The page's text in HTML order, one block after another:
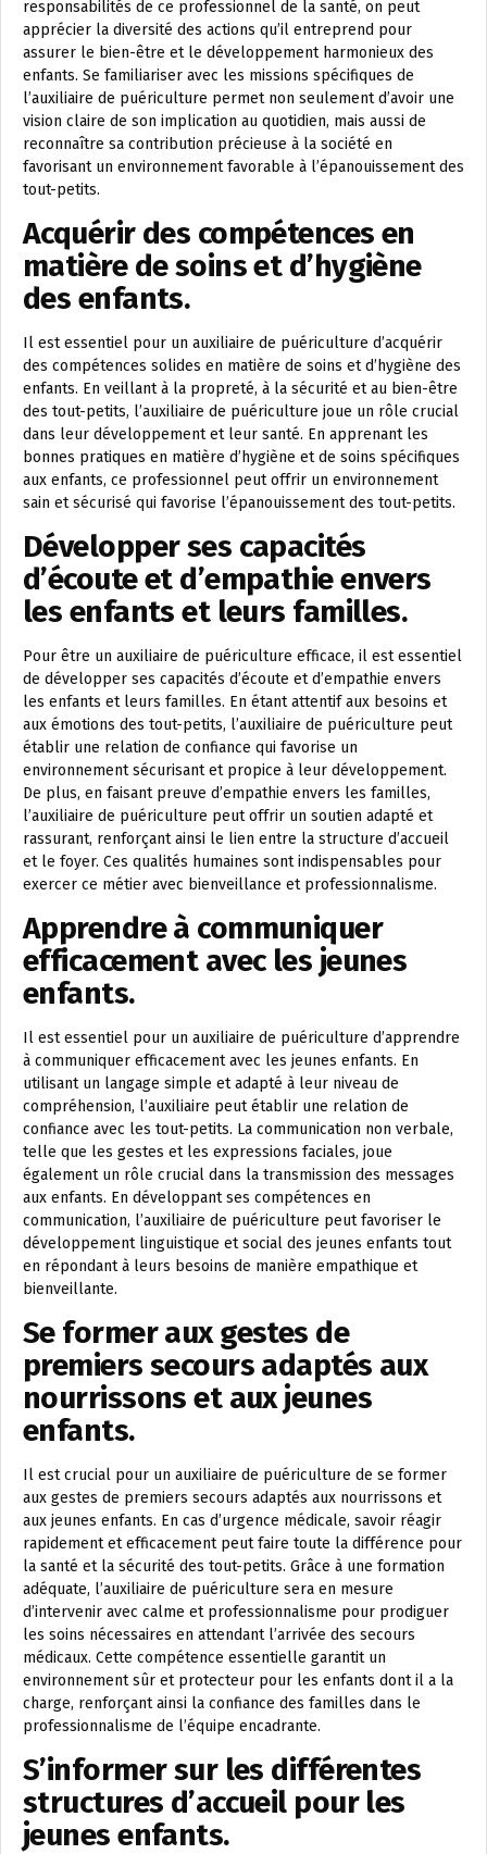
responsabilités de ce professionnel de la santé, on peut
apprécier la diversité des actions qu’il entreprend pour
assurer le bien-être et le développement harmonieux des
enfants. Se familiariser avec les missions spécifiques de
l’auxiliaire de puériculture permet non seulement d’avoir une
vision claire de son implication au quotidien, mais aussi de
reconnaître sa contribution précieuse à la société en
favorisant un environnement favorable à l’épanouissement des
tout-petits.
Acquérir des compétences en
matière de soins et d’hygiène
des enfants.
Il est essentiel pour un auxiliaire de puériculture d’acquérir
des compétences solides en matière de soins et d’hygiène des
enfants. En veillant à la propreté, à la sécurité et au bien-être
des tout-petits, l’auxiliaire de puériculture joue un rôle crucial
dans leur développement et leur santé. En apprenant les
bonnes pratiques en matière d’hygiène et de soins spécifiques
aux enfants, ce professionnel peut offrir un environnement
sain et sécurisé qui favorise l’épanouissement des tout-petits.
Développer ses capacités
d’écoute et d’empathie envers
les enfants et leurs familles.
Pour être un auxiliaire de puériculture efficace, il est essentiel
de développer ses capacités d’écoute et d’empathie envers
les enfants et leurs familles. En étant attentif aux besoins et
aux émotions des tout-petits, l’auxiliaire de puériculture peut
établir une relation de confiance qui favorise un
environnement sécurisant et propice à leur développement.
De plus, en faisant preuve d’empathie envers les familles,
l’auxiliaire de puériculture peut offrir un soutien adapté et
rassurant, renforçant ainsi le lien entre la structure d’accueil
et le foyer. Ces qualités humaines sont indispensables pour
exercer ce métier avec bienveillance et professionnalisme.
Apprendre à communiquer
efficacement avec les jeunes
enfants.
Il est essentiel pour un auxiliaire de puériculture d’apprendre
à communiquer efficacement avec les jeunes enfants. En
utilisant un langage simple et adapté à leur niveau de
compréhension, l’auxiliaire peut établir une relation de
confiance avec les tout-petits. La communication non verbale,
telle que les gestes et les expressions faciales, joue
également un rôle crucial dans la transmission des messages
aux enfants. En développant ses compétences en
communication, l’auxiliaire de puériculture peut favoriser le
développement linguistique et social des jeunes enfants tout
en répondant à leurs besoins de manière empathique et
bienveillante.
Se former aux gestes de
premiers secours adaptés aux
nourrissons et aux jeunes
enfants.
Il est crucial pour un auxiliaire de puériculture de se former
aux gestes de premiers secours adaptés aux nourrissons et
aux jeunes enfants. En cas d’urgence médicale, savoir réagir
rapidement et efficacement peut faire toute la différence pour
la santé et la sécurité des tout-petits. Grâce à une formation
adéquate, l’auxiliaire de puériculture sera en mesure
d’intervenir avec calme et professionnalisme pour prodiguer
les soins nécessaires en attendant l’arrivée des secours
médicaux. Cette compétence essentielle garantit un
environnement sûr et protecteur pour les enfants dont il a la
charge, renforçant ainsi la confiance des familles dans le
professionnalisme de l’équipe encadrante.
S’informer sur les différentes
structures d’accueil pour les
jeunes enfants.